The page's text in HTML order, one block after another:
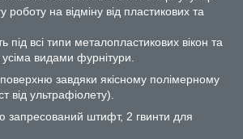
роботу на відміну від пластикових та
під всі типи металопластикових вікон та
видами фурнітури.
завдяки якісному полімерному
від ультрафіолету).
запресований штифт, 2 гвинти для